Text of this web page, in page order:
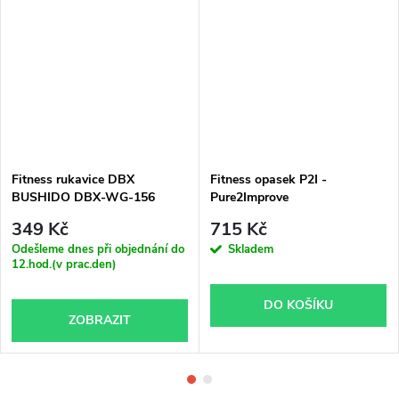
Fitness rukavice DBX
BUSHIDO DBX-WG-156
349 Kč
Odešleme dnes při objednání do
12.hod.(v prac.den)
ZOBRAZIT
Fitness opasek P2I -
Pure2Improve
715 Kč
Skladem
DO KOŠÍKU